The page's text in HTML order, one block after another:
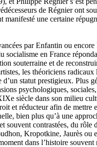
de Régnier ont
une certaine
par Enfantin ou
en France
souterraine et de
les théoriciens
statut prestigieux.
psychologiques,
siècle dans son milieu
et réducteur afin de
bien plus qu’à une
contrastées, du
Kropotkine, Jaurès
dans l’histoire